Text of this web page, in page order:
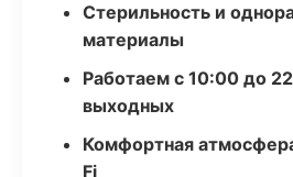
Стерильность и
материалы
Работаем с 10:00 до
выходных
Комфортная
Fi